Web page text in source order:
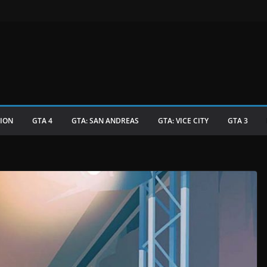
GTA 4 GTA: SAN ANDREAS GTA: VICE CITY GTA 3